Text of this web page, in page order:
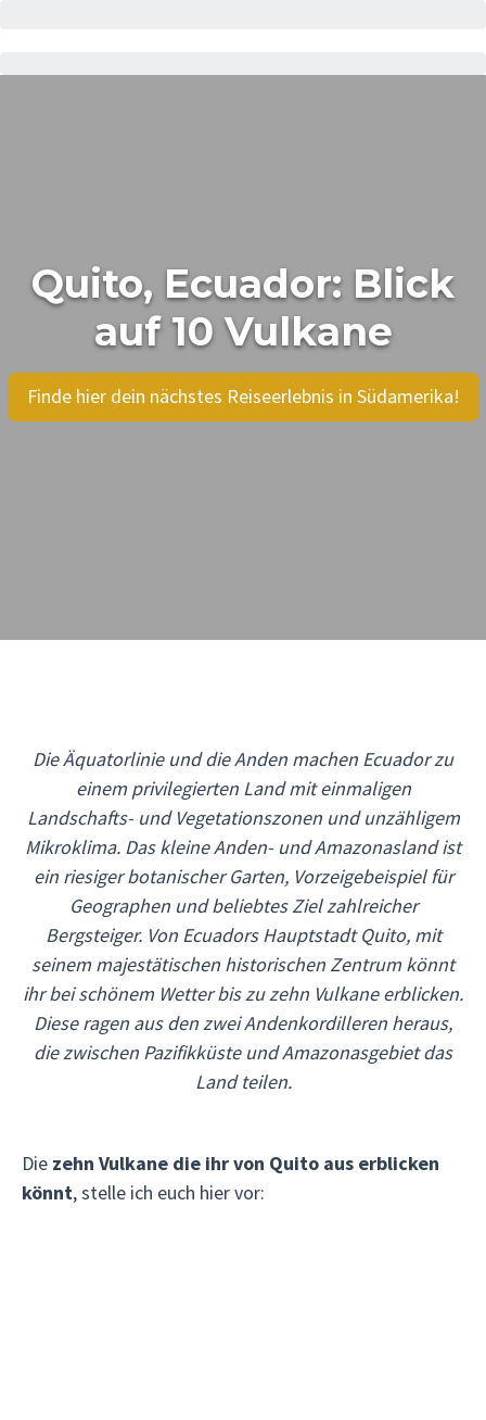
Quito, Ecuador: Blick
auf 10 Vulkane
Finde hier dein nächstes Reiseerlebnis in Südamerika!
Die Äquatorlinie und die Anden machen Ecuador zu
einem privilegierten Land mit einmaligen
Landschafts- und Vegetationszonen und unzähligem
Mikroklima. Das kleine Anden- und Amazonasland ist
ein riesiger botanischer Garten, Vorzeigebeispiel für
Geographen und beliebtes Ziel zahlreicher
Bergsteiger. Von Ecuadors Hauptstadt Quito, mit
seinem majestätischen historischen Zentrum könnt
ihr bei schönem Wetter bis zu zehn Vulkane erblicken.
Diese ragen aus den zwei Andenkordilleren heraus,
die zwischen Pazifikküste und Amazonasgebiet das
Land teilen.
Die zehn Vulkane die ihr von Quito aus erblicken
könnt, stelle ich euch hier vor: